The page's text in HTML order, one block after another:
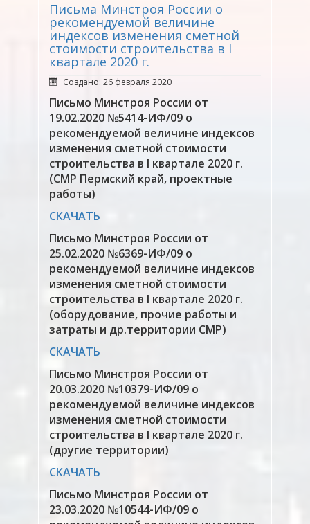
Письма Минстроя России о
рекомендуемой величине
индексов изменения сметной
стоимости строительства в I
квартале 2020 г.
Создано: 26 февраля 2020
Письмо Минстроя России от
19.02.2020 №5414-ИФ/09 о
рекомендуемой величине индексов
изменения сметной стоимости
строительства в I квартале 2020 г.
(СМР Пермский край, проектные
работы)
СКАЧАТЬ
Письмо Минстроя России от
25.02.2020 №6369-ИФ/09 о
рекомендуемой величине индексов
изменения сметной стоимости
строительства в I квартале 2020 г.
(оборудование, прочие работы и
затраты и др.территории СМР)
СКАЧАТЬ
Письмо Минстроя России от
20.03.2020 №10379-ИФ/09 о
рекомендуемой величине индексов
изменения сметной стоимости
строительства в I квартале 2020 г.
(другие территории)
СКАЧАТЬ
Письмо Минстроя России от
23.03.2020 №10544-ИФ/09 о